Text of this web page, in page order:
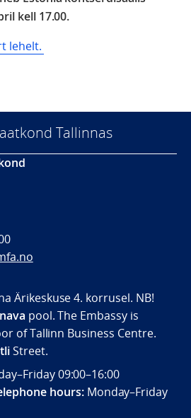
kell 17.00.
lehelt.
Tallinnas
Ärikeskuse 4. korrusel. NB!
pool. The Embassy is
of Tallinn Business Centre.
Street.
09:00–16:00
hours: Monday–Friday